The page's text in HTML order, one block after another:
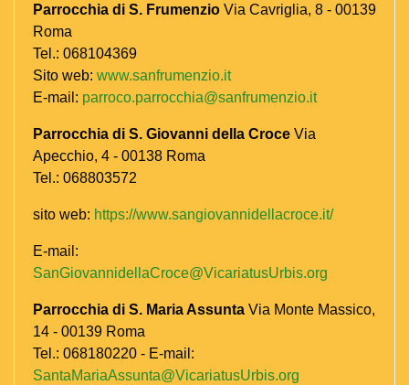
Parrocchia di S. Frumenzio Via Cavriglia, 8 - 00139
Roma
Tel.: 068104369
Sito web: www.sanfrumenzio.it
E-mail: parroco.parrocchia@sanfrumenzio.it
Parrocchia di S. Giovanni della Croce Via
Apecchio, 4 - 00138 Roma
Tel.: 068803572
sito web: https://www.sangiovannidellacroce.it/
E-mail:
SanGiovannidellaCroce@VicariatusUrbis.org
Parrocchia di S. Maria Assunta Via Monte Massico,
14 - 00139 Roma
Tel.: 068180220 - E-mail:
SantaMariaAssunta@VicariatusUrbis.org